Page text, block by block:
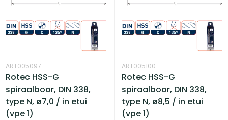
ART005097
Rotec HSS-G
spiraalboor, DIN 338,
type N, ø7,0 / in etui
(vpe 1)
ART005100
Rotec HSS-G
spiraalboor, DIN 338,
type N, ø8,5 / in etui
(vpe 1)